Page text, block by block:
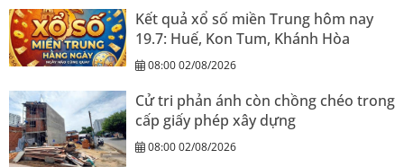
Kết quả xổ số miền Trung hôm nay
19.7: Huế, Kon Tum, Khánh Hòa
08:00 02/08/2026
Cử tri phản ánh còn chồng chéo trong
cấp giấy phép xây dựng
08:00 02/08/2026